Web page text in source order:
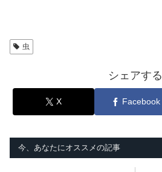
虫
シェアする
X Facebook
今、あなたにオススメの記事